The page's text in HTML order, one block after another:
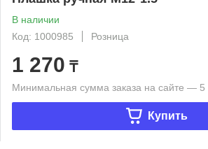
В наличии
Код: 1000985
Розница
1 270 ₸
Минимальная сумма заказа на сайте — 5
Купить